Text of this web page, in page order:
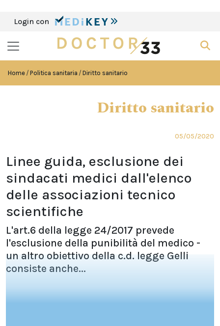
Login con
Home Politica sanitaria Diritto sanitario
Diritto sanitario
05/05/2020
Linee guida, esclusione dei
sindacati medici dall'elenco
delle associazioni tecnico
scientifiche
L'art.6 della legge 24/2017 prevede
l'esclusione della punibilità del medico -
un altro obiettivo della c.d. legge Gelli
consiste anche...